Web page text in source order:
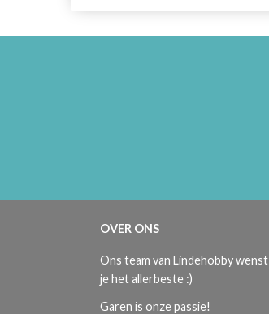
OVER ONS
Ons team van Lindehobby wenst
je het allerbeste :)
Garen is onze passie!